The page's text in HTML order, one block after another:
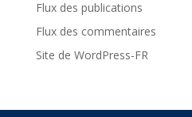
Flux des publications
Flux des commentaires
Site de WordPress-FR